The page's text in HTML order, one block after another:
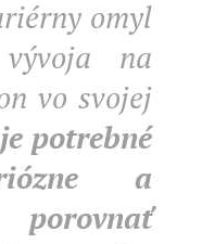
omyl
na
vo svojej
je potrebné
a